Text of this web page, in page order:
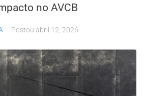
no AVCB
Postou abril 12, 2026